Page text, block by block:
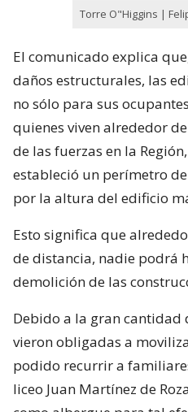
Torre O"Higgins |
El comunicado explica
daños estructurales, las
no sólo para sus
quienes viven alrededor
de las fuerzas en la
estableció un perímetro
por la altura del edificio
Esto significa que
de distancia, nadie podrá
demolición de las
Debido a la gran cantidad
vieron obligadas a
podido recurrir a
liceo Juan Martínez de